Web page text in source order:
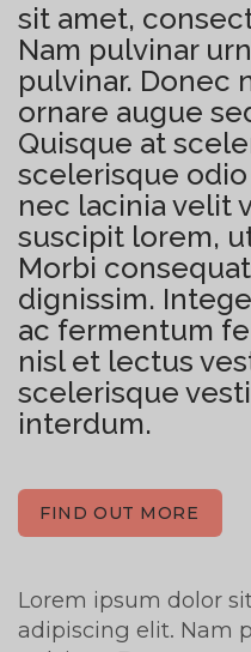
sit amet,
Nam pulvinar
pulvinar. Donec
ornare augue
Quisque at
scelerisque
nec lacinia velit
suscipit lorem,
Morbi
dignissim.
ac fermentum
nisl et lectus
scelerisque
interdum.
FIND OUT MORE
Lorem ipsum dolor
adipiscing elit. Nam